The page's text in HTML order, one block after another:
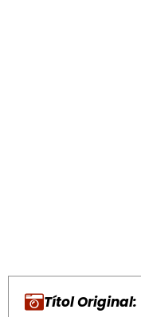
Títol Original: